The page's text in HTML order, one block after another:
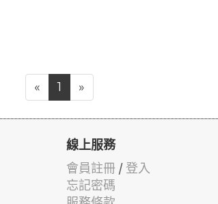
« 1 »
線上服務
會員註冊 / 登入
忘記密碼